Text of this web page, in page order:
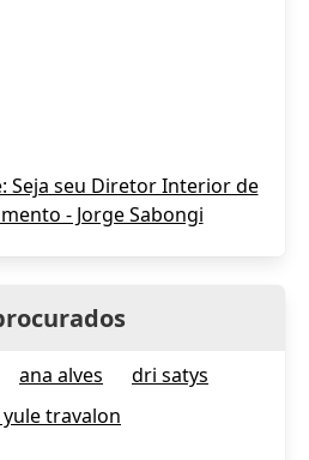
Seja seu Diretor Interior de
- Jorge Sabongi
ana alves
dri satys
travalon